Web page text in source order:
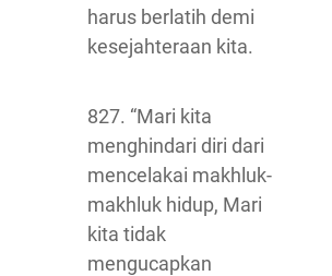
harus berlatih demi
kesejahteraan kita.
827. “Mari kita
menghindari diri dari
mencelakai makhluk-
makhluk hidup, Mari
kita tidak
mengucapkan